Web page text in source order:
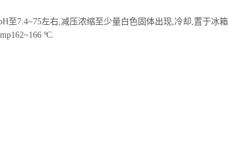
至7.4~75左右,减压浓缩至少量白色固体出现,冷却,置于冰
ºC.